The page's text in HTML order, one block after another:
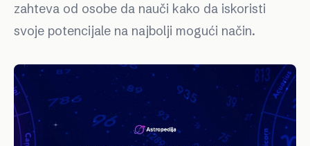
zahteva od osobe da nauči kako da iskoristi
svoje potencijale na najbolji mogući način.